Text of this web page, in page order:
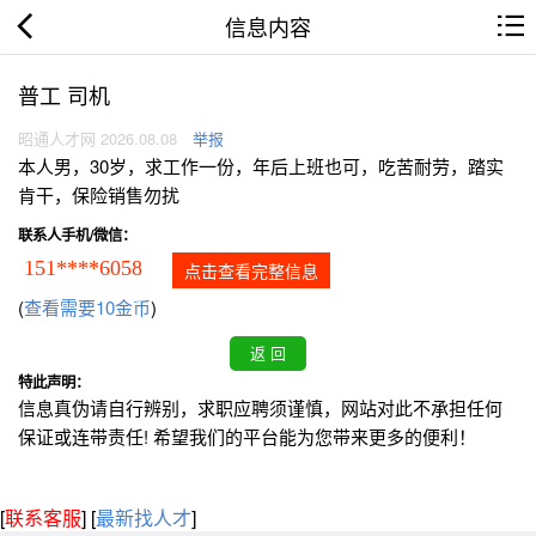
信息内容
普工 司机
昭通人才网 2026.08.08 举报
本人男，30岁，求工作一份，年后上班也可，吃苦耐劳，踏实
肯干，保险销售勿扰
联系人手机/微信：
151****6058 点击查看完整信息
(查看需要10金币)
特此声明：
信息真伪请自行辨别，求职应聘须谨慎，网站对此不承担任何
保证或连带责任! 希望我们的平台能为您带来更多的便利！
[联系客服] [最新找人才]